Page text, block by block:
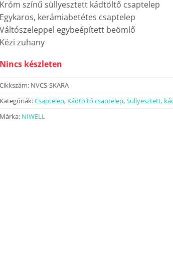
Króm színű süllyesztett kádtöltő csaptelep
Egykaros, kerámiabetétes csaptelep
Váltószeleppel egybeépített beömlő
Kézi zuhany
Nincs készleten
Cikkszám: NVCS-SKARA
Kategóriák:Csaptelep, Kádtöltő csaptelep,Süllyesztett,
Márka: NIWELL